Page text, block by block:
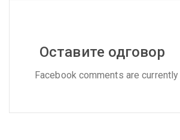
Оставите одговор
Facebook comments are